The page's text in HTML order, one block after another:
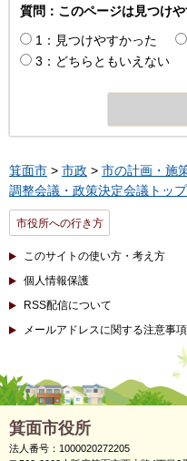
質問：このページは見つけ
1：見つけやすかった
3：どちらともいえない
箕面市 > 市政 > 市の計画・施
調整会議・政策決定会議トップ
市役所への行き方
このサイトの使い方・考え方
個人情報保護
RSS配信について
メールアドレスに関する注意事項
箕面市役所
法人番号：1000020272205